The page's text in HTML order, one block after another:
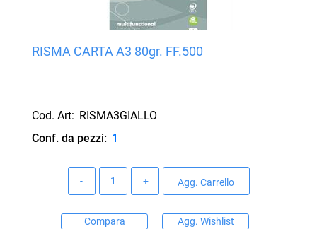
RISMA CARTA A3 80gr. FF.500
Cod. Art: RISMA3GIALLO
Conf. da pezzi: 1
Agg. Carrello
Compara Agg. Wishlist